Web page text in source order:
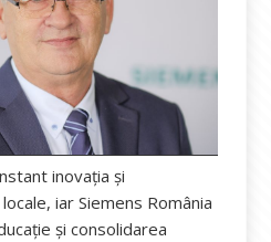
inovația și
iar Siemens România
și consolidarea